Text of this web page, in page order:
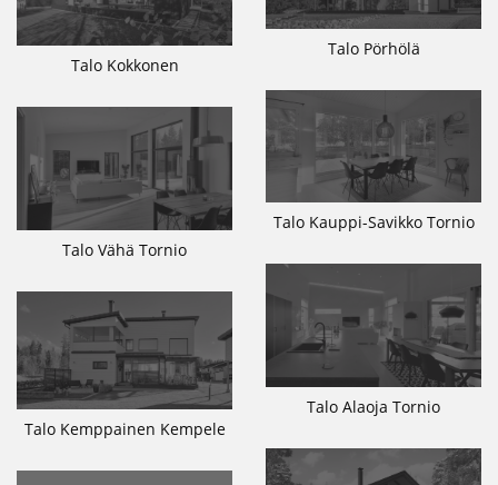
Talo Pörhölä
Talo Kokkonen
Talo Kauppi-Savikko Tornio
Talo Vähä Tornio
Talo Alaoja Tornio
Talo Kemppainen Kempele